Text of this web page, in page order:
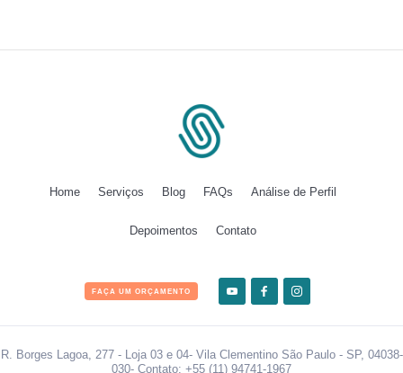
Home Serviços Blog FAQs Análise de Perfil
Depoimentos Contato
FAÇA UM ORÇAMENTO
R. Borges Lagoa, 277 - Loja 03 e 04- Vila Clementino São Paulo - SP, 04038-
030- Contato: +55 (11) 94741-1967